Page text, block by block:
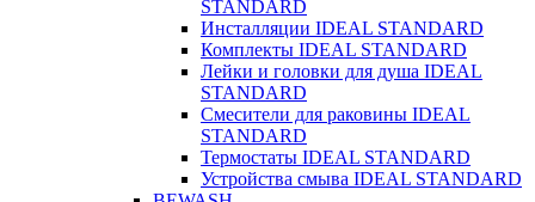
STANDARD
Инсталляции IDEAL STANDARD
Комплекты IDEAL STANDARD
Лейки и головки для душа IDEAL
STANDARD
Смесители для раковины IDEAL
STANDARD
Термостаты IDEAL STANDARD
Устройства смыва IDEAL STANDARD